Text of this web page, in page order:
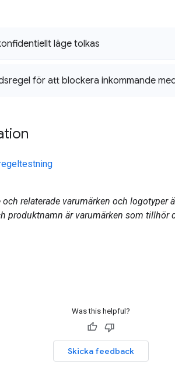
läge tolkas
för att blockera inkommande
och relaterade varumärken och logotyper
produktnamn är varumärken som tillhör
Was this helpful?
Skicka feedback